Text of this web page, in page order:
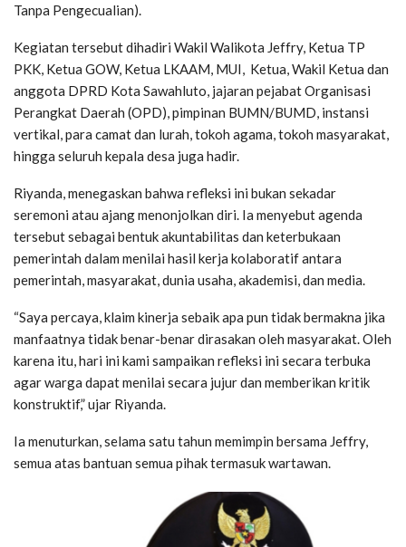
Tanpa Pengecualian).
Kegiatan tersebut dihadiri Wakil Walikota Jeffry, Ketua TP
PKK, Ketua GOW, Ketua LKAAM, MUI, Ketua, Wakil Ketua dan
anggota DPRD Kota Sawahluto, jajaran pejabat Organisasi
Perangkat Daerah (OPD), pimpinan BUMN/BUMD, instansi
vertikal, para camat dan lurah, tokoh agama, tokoh masyarakat,
hingga seluruh kepala desa juga hadir.
Riyanda, menegaskan bahwa refleksi ini bukan sekadar
seremoni atau ajang menonjolkan diri. Ia menyebut agenda
tersebut sebagai bentuk akuntabilitas dan keterbukaan
pemerintah dalam menilai hasil kerja kolaboratif antara
pemerintah, masyarakat, dunia usaha, akademisi, dan media.
“Saya percaya, klaim kinerja sebaik apa pun tidak bermakna jika
manfaatnya tidak benar-benar dirasakan oleh masyarakat. Oleh
karena itu, hari ini kami sampaikan refleksi ini secara terbuka
agar warga dapat menilai secara jujur dan memberikan kritik
konstruktif,” ujar Riyanda.
Ia menuturkan, selama satu tahun memimpin bersama Jeffry,
semua atas bantuan semua pihak termasuk wartawan.